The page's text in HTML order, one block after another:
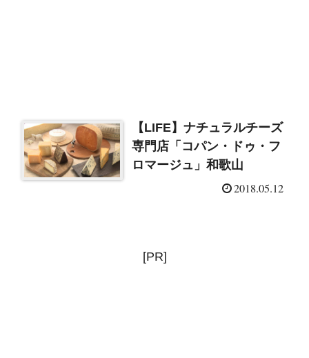
【LIFE】ナチュラルチーズ
専門店「コパン・ドゥ・フ
ロマージュ」和歌山
2018.05.12
[PR]